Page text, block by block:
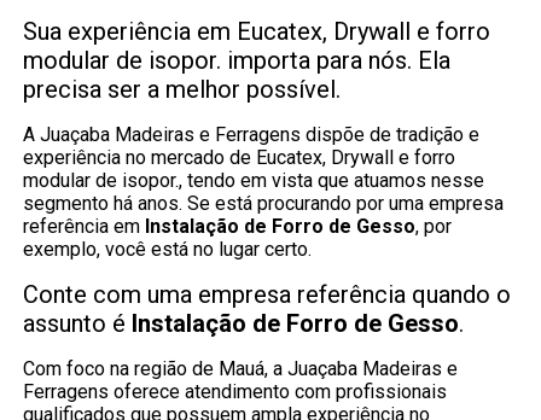
Sua experiência em Eucatex, Drywall e forro
modular de isopor. importa para nós. Ela
precisa ser a melhor possível.
A Juaçaba Madeiras e Ferragens dispõe de tradição e
experiência no mercado de Eucatex, Drywall e forro
modular de isopor., tendo em vista que atuamos nesse
segmento há anos. Se está procurando por uma empresa
referência em Instalação de Forro de Gesso, por
exemplo, você está no lugar certo.
Conte com uma empresa referência quando o
assunto é Instalação de Forro de Gesso.
Com foco na região de Mauá, a Juaçaba Madeiras e
Ferragens oferece atendimento com profissionais
qualificados que possuem ampla experiência no